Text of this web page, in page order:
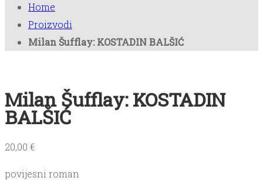
Home
Proizvodi
Milan Šufflay: KOSTADIN BALŠIĆ
Milan Šufflay: KOSTADIN
BALŠIĆ
20,00 €
povijesni roman